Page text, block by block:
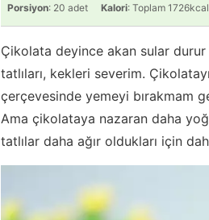
Porsiyon: 20 adet Kalori: Toplam
Çikolata deyince akan sular
tatlıları, kekleri severim.
çerçevesinde yemeyi bırakmam
Ama çikolataya nazaran daha
tatlılar daha ağır oldukları için